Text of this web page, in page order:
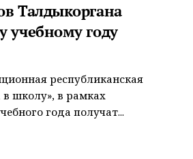
Талдыкоргана
учебному году
республиканская
в школу», в рамках
года получат...